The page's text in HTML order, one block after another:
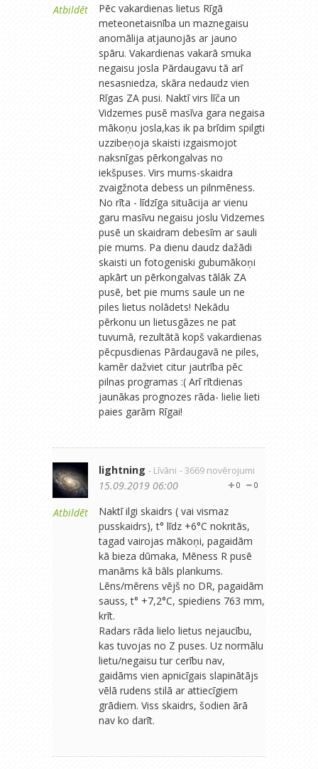
Atbildēt
Pēc vakardienas lietus Rīgā
meteonetaisnība un maznegaisu
anomālija atjaunojās ar jauno
spāru. Vakardienas vakarā smuka
negaisu josla Pārdaugavu tā arī
nesasniedza, skāra nedaudz vien
Rīgas ZA pusi. Naktī virs līča un
Vidzemes pusē masīva gara negaisa
mākoņu josla,kas ik pa brīdim spilgti
uzzibeņoja skaisti izgaismojot
naksnīgas pērkongalvas no
iekšpuses. Virs mums-skaidra
zvaigžnota debess un pilnmēness.
No rīta - līdzīga situācija ar vienu
garu masīvu negaisu joslu Vidzemes
pusē un skaidram debesīm ar sauli
pie mums. Pa dienu daudz dažādi
skaisti un fotogeniski gubumākoņi
apkārt un pērkongalvas tālāk ZA
pusē, bet pie mums saule un ne
piles lietus nolādets! Nekādu
pērkonu un lietusgāzes ne pat
tuvumā, rezultātā kopš vakardienas
pēcpusdienas Pārdaugavā ne piles,
kamēr dažviet citur jautrība pēc
pilnas programas :( Arī rītdienas
jaunākas prognozes rāda- lielie lieti
paies garām Rīgai!
Atbildēt
lightning - Līvāni - 3669 novērojumi
0
0
15.09.2019 06:00
Naktī ilgi skaidrs ( vai vismaz
pusskaidrs), t° līdz +6°C nokritās,
tagad vairojas mākoņi, pagaidām
kā bieza dūmaka, Mēness R pusē
manāms kā bāls plankums.
Lēns/mērens vējš no DR, pagaidām
sauss, t° +7,2°C, spiediens 763 mm,
krīt.
Radars rāda lielo lietus nejaucību,
kas tuvojas no Z puses. Uz normālu
lietu/negaisu tur cerību nav,
gaidāms vien apnicīgais slapinātājs
vēlā rudens stilā ar attiecīgiem
grādiem. Viss skaidrs, šodien ārā
nav ko darīt.